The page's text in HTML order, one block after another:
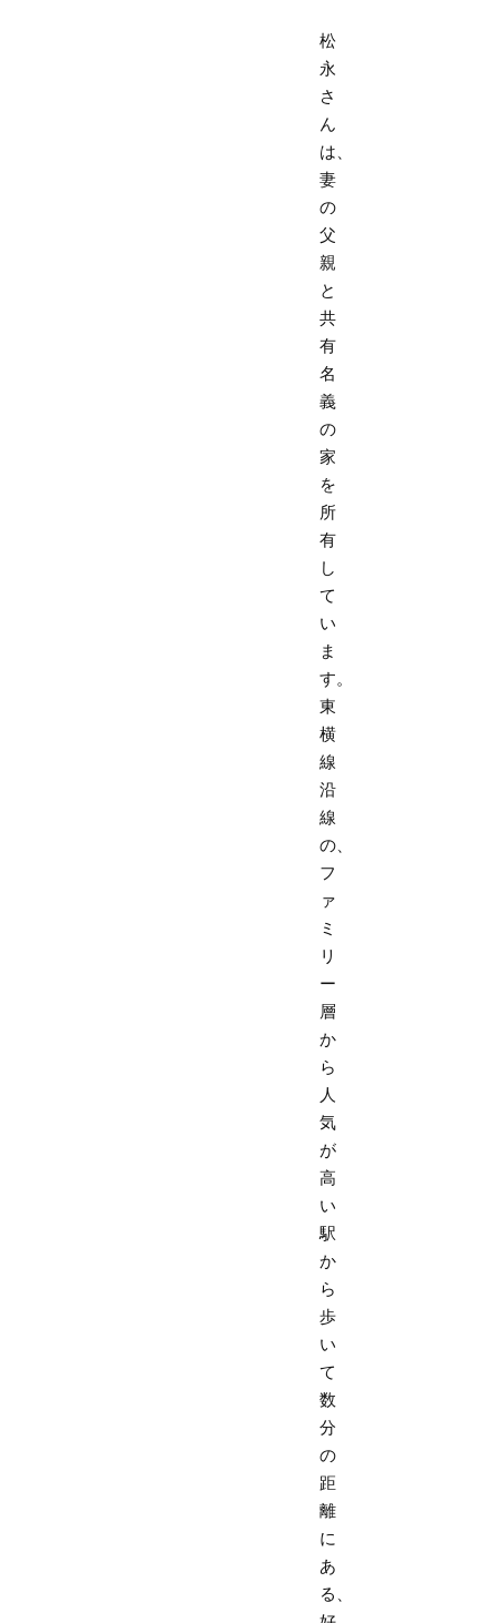
松
永
さ
ん
は、
妻
の
父
親
と
共
有
名
義
の
家
を
所
有
し
て
い
ま
す。
東
横
線
沿
線
の、
フ
ァ
ミ
リ
ー
層
か
ら
人
気
が
高
い
駅
か
ら
歩
い
て
数
分
の
距
離
に
あ
る、